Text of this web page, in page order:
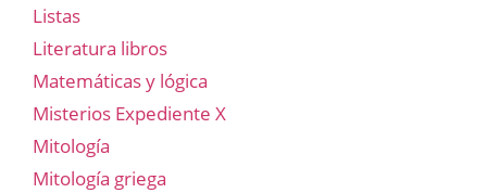
Listas
Literatura libros
Matemáticas y lógica
Misterios Expediente X
Mitología
Mitología griega